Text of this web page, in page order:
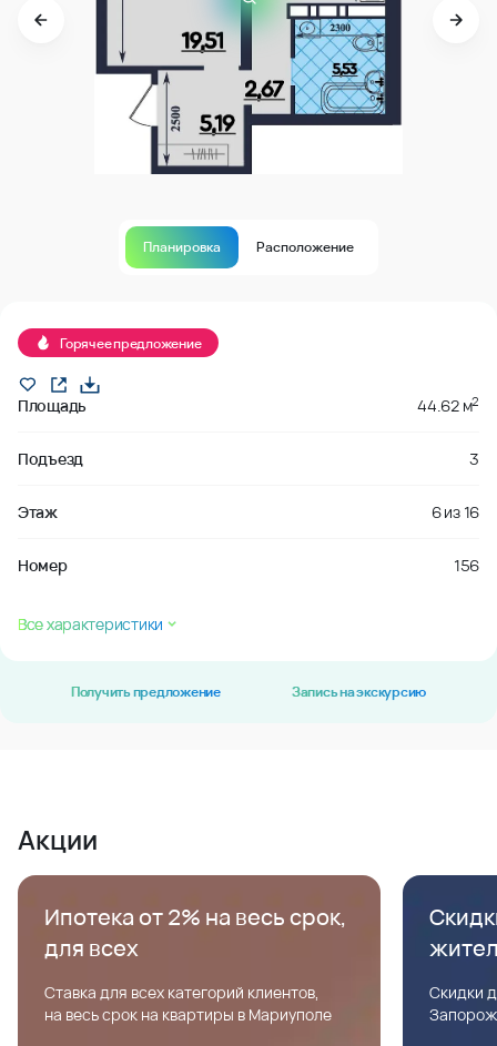
Планировка Расположение
Горячее предложение
Площадь 44.62 м2
Подъезд 3
Этаж 6из16
Номер 156
Все характеристики
Получить предложение Запись на экскурсию
Акции
Ипотека от 2% на весь срок,
для всех
Ставка для всех категорий клиентов,
на весь срок на квартиры в Мариуполе
Скидки